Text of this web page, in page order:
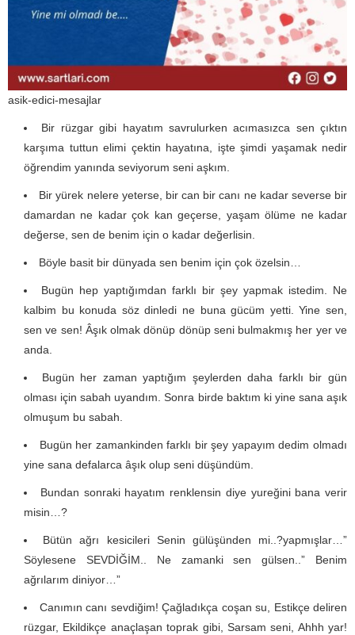
asik-edici-mesajlar
Bir rüzgar gibi hayatım savrulurken acımasızca sen çıktın
karşıma tuttun elimi çektin hayatına, işte şimdi yaşamak nedir
öğrendim yanında seviyorum seni aşkım.
Bir yürek nelere yeterse, bir can bir canı ne kadar severse bir
damardan ne kadar çok kan geçerse, yaşam ölüme ne kadar
değerse, sen de benim için o kadar değerlisin.
Böyle basit bir dünyada sen benim için çok özelsin…
Bugün hep yaptığımdan farklı bir şey yapmak istedim. Ne
kalbim bu konuda söz dinledi ne buna gücüm yetti. Yine sen,
sen ve sen! Âşık olmak dönüp dönüp seni bulmakmış her yer ve
anda.
Bugün her zaman yaptığım şeylerden daha farklı bir gün
olması için sabah uyandım. Sonra birde baktım ki yine sana aşık
olmuşum bu sabah.
Bugün her zamankinden farklı bir şey yapayım dedim olmadı
yine sana defalarca âşık olup seni düşündüm.
Bundan sonraki hayatım renklensin diye yureğini bana verir
misin…?
Bütün ağrı kesicileri Senin gülüşünden mi..?yapmışlar…”
Söylesene SEVDİĞİM.. Ne zamanki sen gülsen..” Benim
ağrılarım diniyor…”
Canımın canı sevdiğim! Çağladıkça coşan su, Estikçe deliren
rüzgar, Ekildikçe anaçlaşan toprak gibi, Sarsam seni, Ahhh yar!